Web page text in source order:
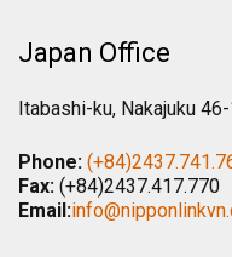
Japan Office
Itabashi-ku, Nakajuku
Phone:
Fax: (+84)2437.417.770
Email: